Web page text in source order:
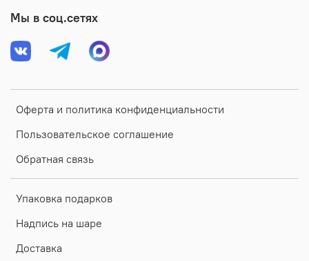
Оферта и политика конфиденциальности
Пользовательское соглашение
Обратная связь
Упаковка подарков
Надпись на шаре
Доставка
Мы в соц.сетях